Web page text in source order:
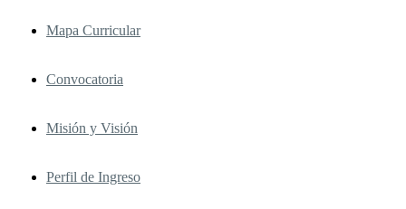
Mapa Curricular
Convocatoria
Misión y Visión
Perfil de Ingreso